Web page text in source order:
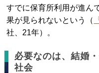
すでに保育所利用が進ん
果が見られないという（
社、21年）。
必要なのは、結婚
社会